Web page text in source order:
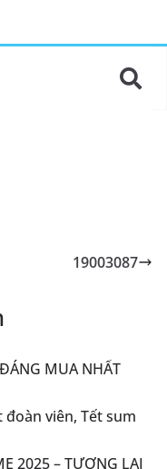
19003087
MUA NHẤT
đoàn viên, Tết sum
2025 – TƯƠNG LAI